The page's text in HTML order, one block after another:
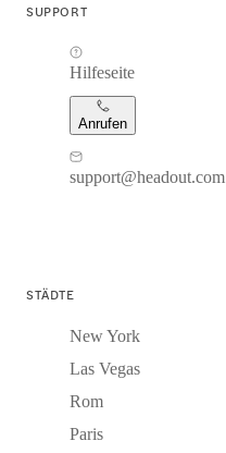
SUPPORT
Hilfeseite
Anrufen
support@headout.com
STÄDTE
New York
Las Vegas
Rom
Paris